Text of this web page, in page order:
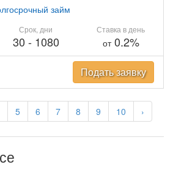
5 6 7 8 9 10 ›
займ
Срок, дни
30 - 1080
Ставка в день
от0.2%
Подать заявку